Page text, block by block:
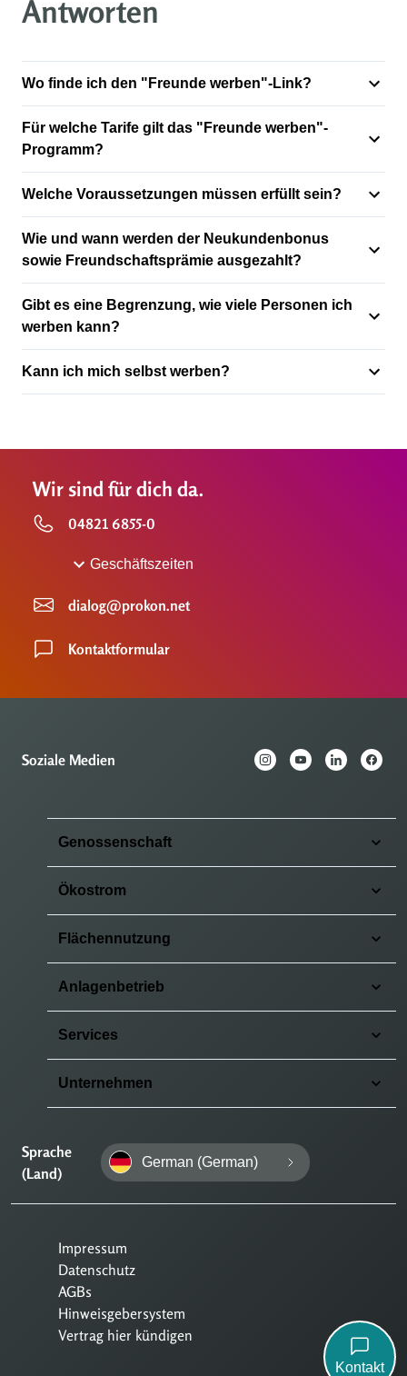
Antworten
Wo finde ich den "Freunde werben"-Link?
Für welche Tarife gilt das "Freunde werben"-
Programm?
Welche Voraussetzungen müssen erfüllt sein?
Wie und wann werden der Neukundenbonus
sowie Freundschaftsprämie ausgezahlt?
Gibt es eine Begrenzung, wie viele Personen ich
werben kann?
Kann ich mich selbst werben?
Wir sind für dich da.
04821 6855-0
Geschäftszeiten
dialog@prokon.net
Kontaktformular
Soziale Medien
Genossenschaft
Ökostrom
Flächennutzung
Anlagenbetrieb
Services
Unternehmen
Sprache
(Land)
German (German)
Impressum
Datenschutz
AGBs
Hinweisgebersystem
Vertrag hier kündigen
Kontakt